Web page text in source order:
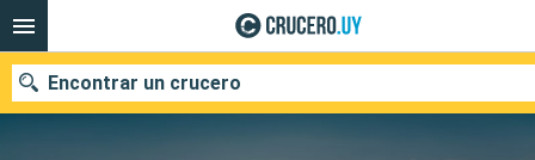
Encontrar un crucero